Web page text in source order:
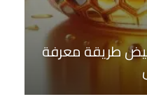
طريقة معرفة